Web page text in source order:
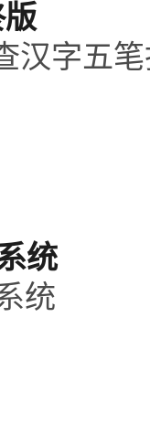
汉字五
统
统